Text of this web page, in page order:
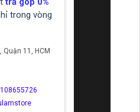
trong vòng
Quận 11, HCM